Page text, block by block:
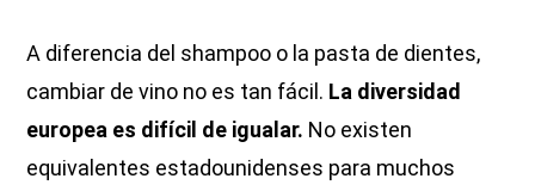
A diferencia del shampoo o la pasta de dientes,
cambiar de vino no es tan fácil. La diversidad
europea es difícil de igualar. No existen
equivalentes estadounidenses para muchos